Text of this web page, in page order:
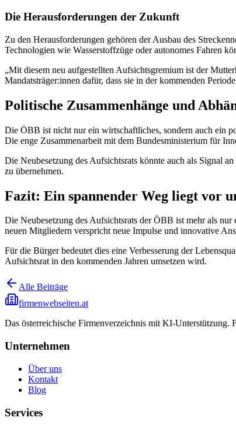
Die Herausforderungen der Zukunft
Zu den Herausforderungen gehören der Ausbau des
Technologien wie Wasserstoffzüge oder autonomes Fahren
„Mit diesem neu aufgestellten Aufsichtsgremium ist der
Mandatsträger:innen dafür, dass sie in der kommenden
Politische Zusammenhänge und
Die ÖBB ist nicht nur ein wirtschaftliches, sondern auch ein
Die enge Zusammenarbeit mit dem Bundesministerium für
Die Neubesetzung des Aufsichtsrats könnte auch als Signal
zu übernehmen.
Fazit: Ein spannender Weg liegt vor
Die Neubesetzung des Aufsichtsrats der ÖBB ist mehr als
neuen Mitgliedern verspricht neue Impulse und innovative
Für die Bürger bedeutet dies eine Verbesserung der
Aufsichtsrat in den kommenden Jahren umsetzen wird.
Alle Beiträge
firmenwebseiten.at
Das österreichische Firmenverzeichnis mit KI-Unterstützung.
Unternehmen
Über uns
Kontakt
Blog
Services